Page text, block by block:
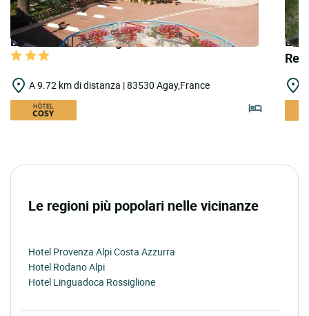
LOGIS HOTELS | Logis Hôtel l'Esterella
A 9.72 km di distanza | 83530 Agay,France
Le regioni più popolari nelle vicinanze
Hotel Provenza Alpi Costa Azzurra
Hotel Rodano Alpi
Hotel Linguadoca Rossiglione